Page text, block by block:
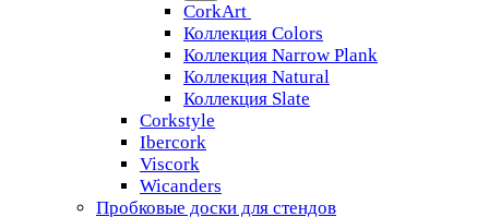
CorkArt
Коллекция Colors
Коллекция Narrow Plank
Коллекция Natural
Коллекция Slate
Corkstyle
Ibercork
Viscork
Wicanders
Пробковые доски для стендов